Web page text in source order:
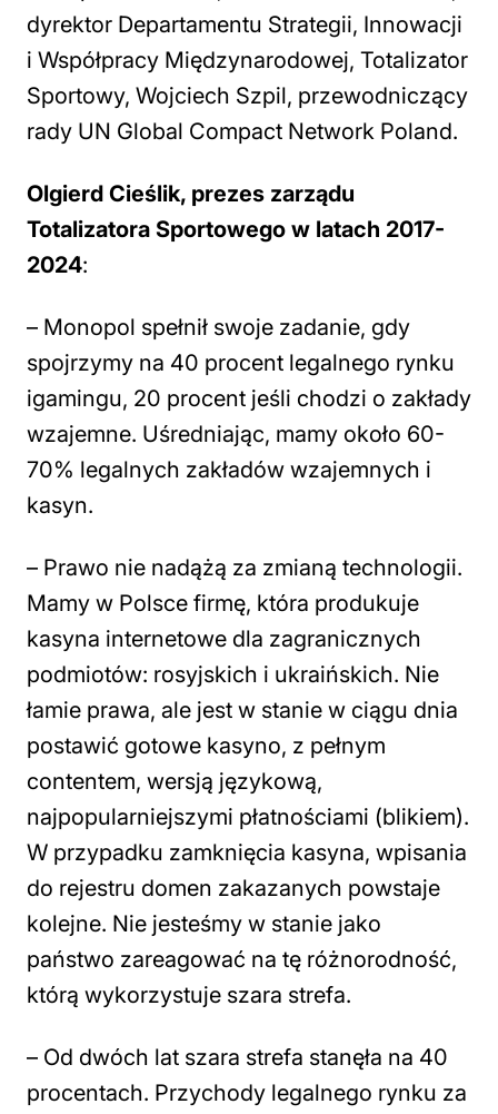
dyrektor Departamentu Strategii, Innowacji
i Współpracy Międzynarodowej, Totalizator
Sportowy, Wojciech Szpil, przewodniczący
rady UN Global Compact Network Poland.
Olgierd Cieślik, prezes zarządu
Totalizatora Sportowego w latach 2017-
2024:
– Monopol spełnił swoje zadanie, gdy
spojrzymy na 40 procent legalnego rynku
igamingu, 20 procent jeśli chodzi o zakłady
wzajemne. Uśredniając, mamy około 60-
70% legalnych zakładów wzajemnych i
kasyn.
– Prawo nie nadążą za zmianą technologii.
Mamy w Polsce firmę, która produkuje
kasyna internetowe dla zagranicznych
podmiotów: rosyjskich i ukraińskich. Nie
łamie prawa, ale jest w stanie w ciągu dnia
postawić gotowe kasyno, z pełnym
contentem, wersją językową,
najpopularniejszymi płatnościami (blikiem).
W przypadku zamknięcia kasyna, wpisania
do rejestru domen zakazanych powstaje
kolejne. Nie jesteśmy w stanie jako
państwo zareagować na tę różnorodność,
którą wykorzystuje szara strefa.
– Od dwóch lat szara strefa stanęła na 40
procentach. Przychody legalnego rynku za